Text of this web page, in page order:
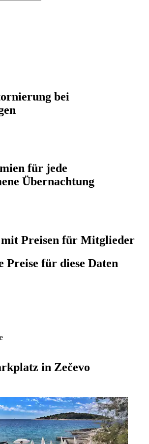
bei
für jede
Übernachtung
Preisen für Mitglieder
Preise für diese Daten
in Zečevo